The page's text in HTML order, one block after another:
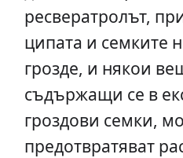
ресвератролът,
ципата и семките
грозде, и някои
съдържащи се в
гроздови семки,
предотвратяват